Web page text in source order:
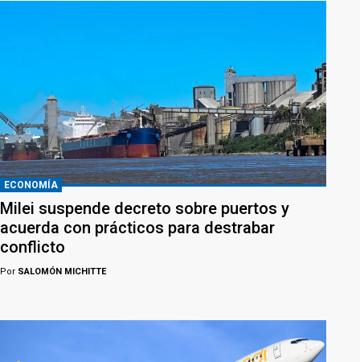
ECONOMÍA
Milei suspende decreto sobre puertos y
acuerda con prácticos para destrabar
conflicto
Por SALOMÓN MICHITTE